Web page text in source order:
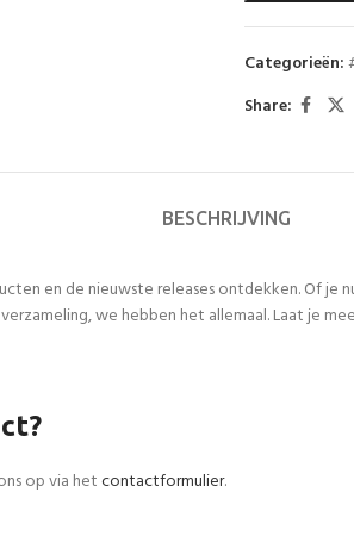
Categorieën:
Share:
BESCHRIJVING
en de nieuwste releases ontdekken. Of
we hebben het allemaal. Laat je
op via hetcontactformulier.